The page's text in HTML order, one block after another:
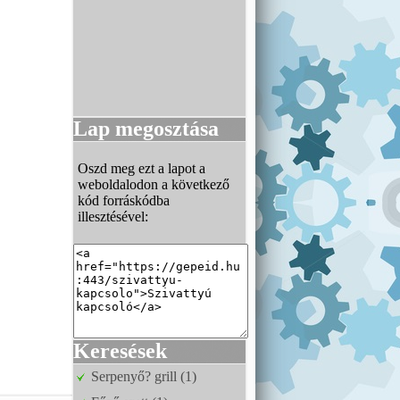
Lap megosztása
Oszd meg ezt a lapot a
weboldalodon a következő
kód forráskódba
illesztésével:
Keresések
Serpenyő? grill (1)